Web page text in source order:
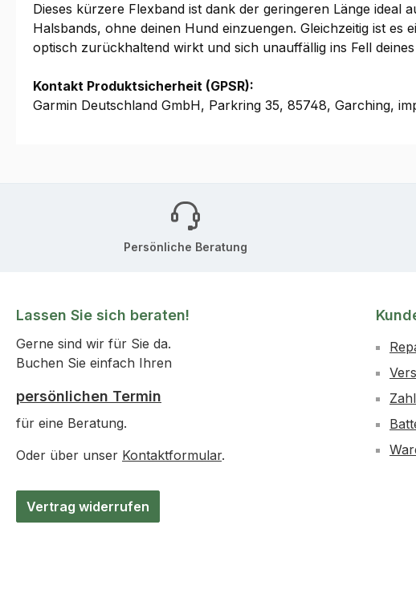
Dieses kürzere Flexband ist dank der geringeren Länge
Halsbands, ohne deinen Hund einzuengen. Gleichzeitig ist
optisch zurückhaltend wirkt und sich unauffällig ins Fell
Kontakt Produktsicherheit (GPSR):
Garmin Deutschland GmbH, Parkring 35, 85748, Garching,
Persönliche Beratung
Lassen Sie sich beraten!
Gerne sind wir für Sie da.
Buchen Sie einfach Ihren
persönlichen Termin
für eine Beratung.
Oder über unser Kontaktformular.
Vertrag widerrufen